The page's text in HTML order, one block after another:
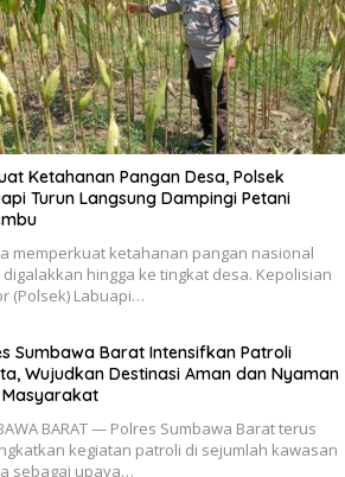
Ketahanan Pangan Desa, Polsek
Turun Langsung Dampingi Petani
memperkuat ketahanan pangan nasional
hingga ke tingkat desa. Kepolisian
(Polsek) Labuapi…
Sumbawa Barat Intensifkan Patroli
Wujudkan Destinasi Aman dan Nyaman
BARAT — Polres Sumbawa Barat terus
kegiatan patroli di sejumlah kawasan
sebagai upaya…